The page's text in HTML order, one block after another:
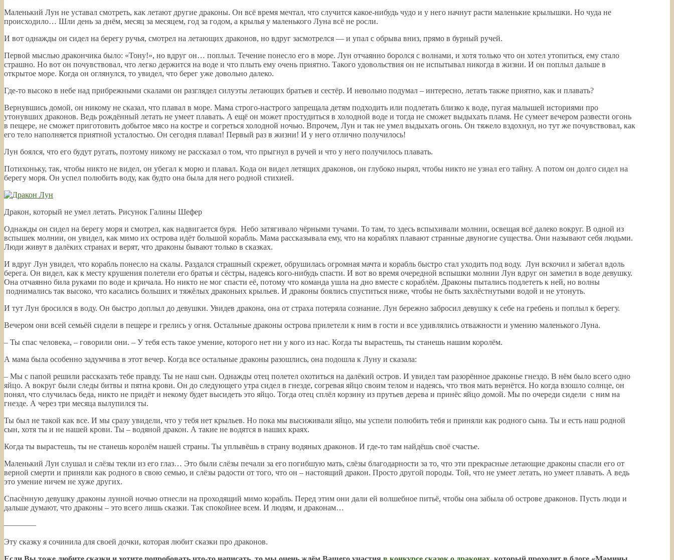
Маленький Лун не уставал смотреть, как летают другие драконы. Он всё время мечтал, что случится какое-нибудь чудо и у него начнут расти маленькие крылышки. Но чуда не
происходило… Шли день за днём, месяц за месяцем, год за годом, а крылья у маленького Луна всё не росли.
И вот однажды он сидел на берегу ручья, смотрел на летающих драконов, но вдруг засмотрелся — и упал с обрыва вниз, прямо в бурный ручей.
Первой мыслью дракончика было: «Тону!», но вдруг он… поплыл. Течение понесло его в море. Лун отчаянно боролся с волнами, и хотя только что он хотел утопиться, ему стало
страшно. Но вот он почувствовал, что легко держится на воде и что плыть ему очень приятно. Такого удовольствия он не испытывал никогда в жизни. И он поплыл дальше в
открытое море. Когда он оглянулся, то увидел, что берег уже довольно далеко.
Где-то высоко в небе над прибрежными скалами он разглядел силуэты летающих братьев и сестёр. И невольно подумал – интересно, летать также приятно, как и плавать?
Вернувшись домой, он никому не сказал, что плавал в море. Мама строго-настрого запрещала детям подходить или подлетать близко к воде, пугая малышей историями про
утонувших драконов. Ведь рождённый летать не умеет плавать. А ещё он может простудиться в холодной воде и тогда не сможет выдыхать пламя. Не сумеет вечером развести огонь
в пещере, не сможет приготовить добытое мясо на костре и согреться холодной ночью. Впрочем, Лун и так не умел выдыхать огонь. Он тяжело вздохнул, но тут же почувствовал, как
его тело наполняется приятной усталостью. Он сегодня плавал! Первый раз в жизни! И у него отлично получилось!
Лун боялся, что его будут ругать, поэтому никому не рассказал о том, что прыгнул в ручей и что у него получилось плавать.
Потихоньку, так, чтобы никто не видел, он убегал к морю и плавал. Кода он видел летящих драконов, он глубоко нырял, чтобы никто не узнал его тайну. А потом он долго сидел на
берегу моря. Он успел полюбить воду, как будто она была для него родной стихией.
Дракон, который не умел летать. Рисунок Галины Шефер
Однажды он сидел на берегу моря и смотрел, как надвигается буря. Небо затягивало чёрными тучами. То там, то здесь вспыхивали молнии, освещая всё далеко вокруг. В одной из
вспышек молнии, он увидел, как мимо их острова идёт большой корабль. Мама рассказывала ему, что на кораблях плавают странные двуногие существа. Они называют себя людьми.
Люди живут в далёких странах и верят, что драконы бывают только в сказках.
И вдруг Лун увидел, что корабль понесло на скалы. Раздался страшный скрежет, обрушилась огромная мачта и корабль быстро стал уходить под воду. Лун вскочил и забегал вдоль
берега. Он видел, как к месту крушения полетели его братья и сёстры, надеясь кого-нибудь спасти. И вот во время очередной вспышки молнии Лун вдруг он заметил в воде девушку.
Она отчаянно била руками по воде и кричала. Но никто не мог спасти её, потому что команда ушла на дно вместе с кораблём. Драконы пытались подлететь к ней, но волны
поднимались так высоко, что касались больших и тяжёлых драконьих крыльев. И драконы боялись спуститься ниже, чтобы не быть захлёстнутыми водой и не утонуть.
И тут Лун бросился в воду. Он быстро доплыл до девушки. Увидев дракона, она от страха потеряла сознание. Лун бережно забросил девушку к себе на гребень и поплыл к берегу.
Вечером они всей семьёй сидели в пещере и грелись у огня. Остальные драконы острова прилетели к ним в гости и все удивлялись отважности и умению маленького Луна.
– Ты спас человека, – говорили они. – У тебя есть такое умение, которого нет ни у кого из нас. Когда ты вырастешь, ты станешь нашим королём.
А мама была особенно задумчива в этот вечер. Когда все остальные драконы разошлись, она подошла к Луну и сказала:
– Мы с папой решили рассказать тебе правду. Ты не наш сын. Однажды отец полетел охотиться на далёкий остров. И увидел там разорённое драконье гнездо. В нём было всего одно
яйцо. А вокруг были следы битвы и пятна крови. Он до следующего утра сидел в гнезде, согревая яйцо своим телом и надеясь, что твоя мать вернётся. Но когда взошло солнце, он
понял, что случилась беда, никто не придёт и некому будет высидеть это яйцо. Тогда отец сплёл корзину из прутьев дерева и принёс яйцо домой. Мы по очереди сидели с ним на
гнезде. А через три месяца вылупился ты.
Ты был не такой как все. И мы сразу увидели, что у тебя нет крыльев. Но пока мы высиживали яйцо, мы успели полюбить тебя и приняли как родного сына. Ты и есть наш родной
сын, хотя ты и не нашей крови. Ты – водяной дракон. А такие не водятся в наших краях.
Когда ты вырастешь, ты не станешь королём нашей страны. Ты уплывёшь в страну водяных драконов. И где-то там найдёшь своё счастье.
Маленький Лун слушал и слёзы текли из его глаз… Это были слёзы печали за его погибшую мать, слёзы благодарности за то, что эти прекрасные летающие драконы спасли его от
верной смерти и приняли как родного в свою семью, и слёзы радости от того, что он – настоящий дракон. Просто другой породы. Той, что не умеет летать, но умеет плавать. А ведь
это умение ничем не хуже других.
Спасённую девушку драконы лунной ночью отнесли на проходящий мимо корабль. Перед этим они дали ей волшебное питьё, чтобы она забыла об острове драконов. Пусть люди и
дальше думают, что драконы – это всего лишь сказки. Так спокойнее всем. И людям, и драконам…
————
Эту сказку я сочинила для своей дочки, которая любит сказки про драконов.